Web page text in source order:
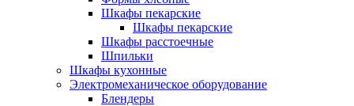
Шкафы пекарские
Шкафы пекарские
Шкафы расстоечные
Шпильки
Шкафы кухонные
Электромеханическое оборудование
Блендеры